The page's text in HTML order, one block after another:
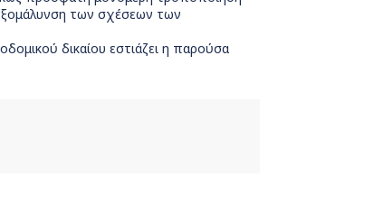
των σχέσεων των
δικαίου εστιάζει η παρούσα